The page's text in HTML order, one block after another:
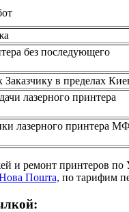
без последующего
в пределах
лазерного принтера
лазерного принтера
и ремонт принтеров по
Пошта, по тарифим